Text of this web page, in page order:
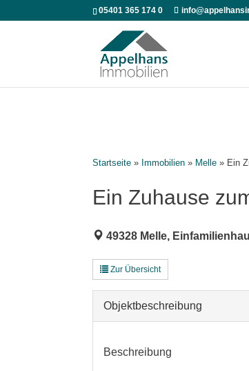
05401 365 174 0
Startseite » Immobilien » Melle » Ein
Ein Zuhause
49328 Melle,
Zur Übersicht
Objekt­beschreibung
Beschreibung